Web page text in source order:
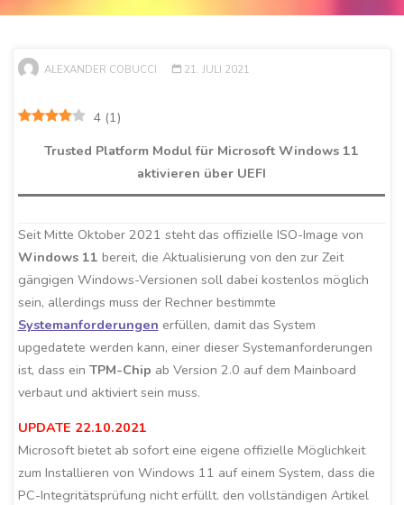
ALEXANDER COBUCCI 21. JULI 2021
4 (1)
Trusted Platform Modul für Microsoft Windows 11
aktivieren über UEFI
Seit Mitte Oktober 2021 steht das offizielle ISO-Image von
Windows 11 bereit, die Aktualisierung von den zur Zeit
gängigen Windows-Versionen soll dabei kostenlos möglich
sein, allerdings muss der Rechner bestimmte
Systemanforderungen erfüllen, damit das System
upgedatete werden kann, einer dieser Systemanforderungen
ist, dass ein TPM-Chip ab Version 2.0 auf dem Mainboard
verbaut und aktiviert sein muss.
UPDATE 22.10.2021
Microsoft bietet ab sofort eine eigene offizielle Möglichkeit
zum Installieren von Windows 11 auf einem System, dass die
PC-Integritätsprüfung nicht erfüllt. den vollständigen Artikel